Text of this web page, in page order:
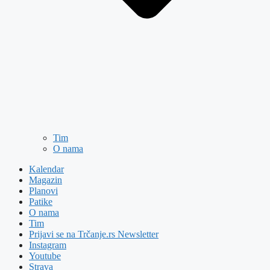
Tim
O nama
Kalendar
Magazin
Planovi
Patike
O nama
Tim
Prijavi se na Trčanje.rs Newsletter
Instagram
Youtube
Strava